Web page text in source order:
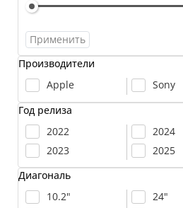
Применить
Производители
Apple
Sony
Год релиза
2022
2023
2024
2025
Диагональ
10.2"
24"